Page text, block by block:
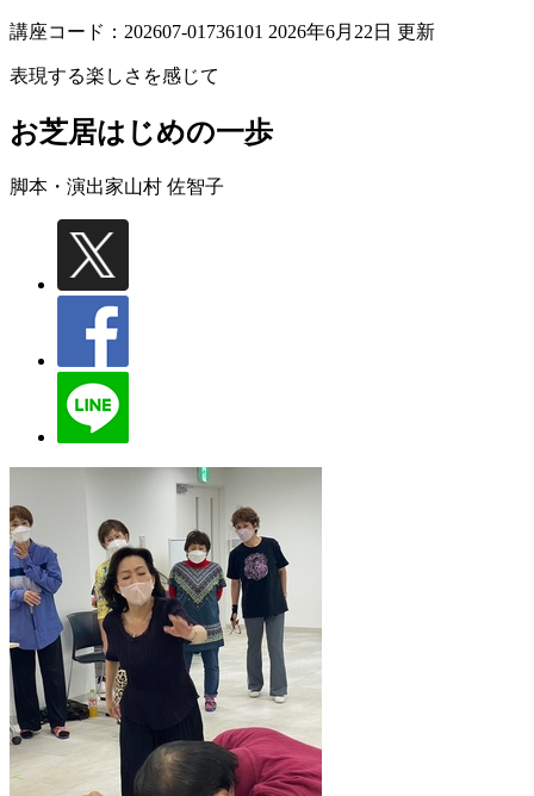
講座コード：202607-01736101 2026年6月22日 更新
表現する楽しさを感じて
お芝居はじめの一歩
脚本・演出家山村 佐智子